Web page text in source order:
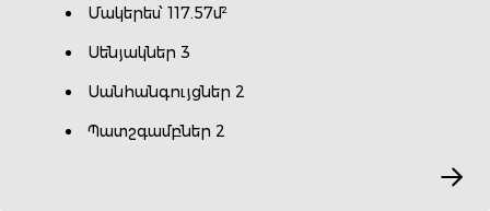
Մակերես՝ 117.57մ²
Սենյակներ 3
Սանհանգույցներ 2
Պատշգամբներ 2